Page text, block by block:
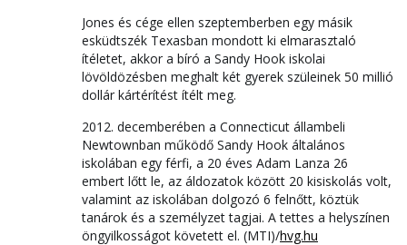
Jones és cége ellen szeptemberben egy másik
esküdtszék Texasban mondott ki elmarasztaló
ítéletet, akkor a bíró a Sandy Hook iskolai
lövöldözésben meghalt két gyerek szüleinek 50 millió
dollár kártérítést ítélt meg.
2012. decemberében a Connecticut állambeli
Newtownban működő Sandy Hook általános
iskolában egy férfi, a 20 éves Adam Lanza 26
embert lőtt le, az áldozatok között 20 kisiskolás volt,
valamint az iskolában dolgozó 6 felnőtt, köztük
tanárok és a személyzet tagjai. A tettes a helyszínen
öngyilkosságot követett el. (MTI)/hvg.hu